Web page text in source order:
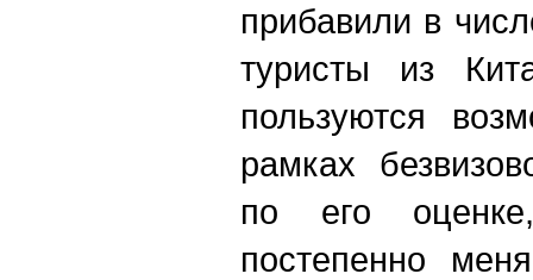
прибавили в
туристы из
пользуются
рамках
по его
постепенно